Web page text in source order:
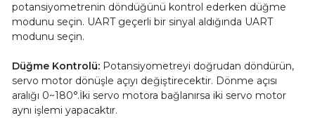
potansiyometrenin döndüğünü kontrol ederken düğme
modunu seçin. UART geçerli bir sinyal aldığında UART
modunu seçin.
Düğme Kontrolü: Potansiyometreyi doğrudan döndürün,
servo motor dönüşle açıyı değiştirecektir. Dönme açısı
aralığı 0~180°.İki servo motora bağlanırsa iki servo motor
aynı işlemi yapacaktır.